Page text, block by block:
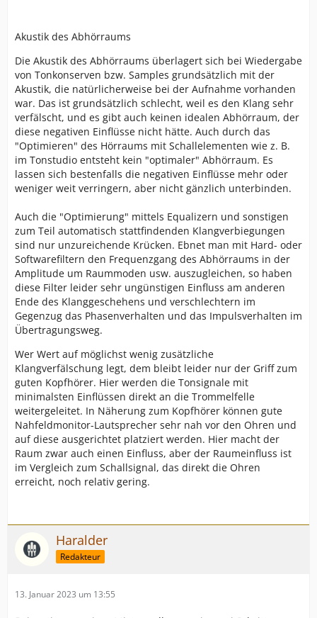
Akustik des Abhörraums
Die Akustik des Abhörraums überlagert sich bei Wiedergabe
von Tonkonserven bzw. Samples grundsätzlich mit der
Akustik, die natürlicherweise bei der Aufnahme vorhanden
war. Das ist grundsätzlich schlecht, weil es den Klang sehr
verfälscht, und es gibt auch keinen idealen Abhörraum, der
diese negativen Einflüsse nicht hätte. Auch durch das
"Optimieren" des Hörraums mit Schallelementen wie z. B.
im Tonstudio entsteht kein "optimaler" Abhörraum. Es
lassen sich bestenfalls die negativen Einflüsse mehr oder
weniger weit verringern, aber nicht gänzlich unterbinden.
Auch die "Optimierung" mittels Equalizern und sonstigen
zum Teil automatisch stattfindenden Klangverbiegungen
sind nur unzureichende Krücken. Ebnet man mit Hard- oder
Softwarefiltern den Frequenzgang des Abhörraums in der
Amplitude um Raummoden usw. auszugleichen, so haben
diese Filter leider sehr ungünstigen Einfluss am anderen
Ende des Klanggeschehens und verschlechtern im
Gegenzug das Phasenverhalten und das Impulsverhalten im
Übertragungsweg.
Wer Wert auf möglichst wenig zusätzliche
Klangverfälschung legt, dem bleibt leider nur der Griff zum
guten Kopfhörer. Hier werden die Tonsignale mit
minimalsten Einflüssen direkt an die Trommelfelle
weitergeleitet. In Näherung zum Kopfhörer können gute
Nahfeldmonitor-Lautsprecher sehr nah vor den Ohren und
auf diese ausgerichtet platziert werden. Hier macht der
Raum zwar auch einen Einfluss, aber der Raumeinfluss ist
im Vergleich zum Schallsignal, das direkt die Ohren
erreicht, noch relativ gering.
Haralder
Redakteur
13. Januar 2023 um 13:55